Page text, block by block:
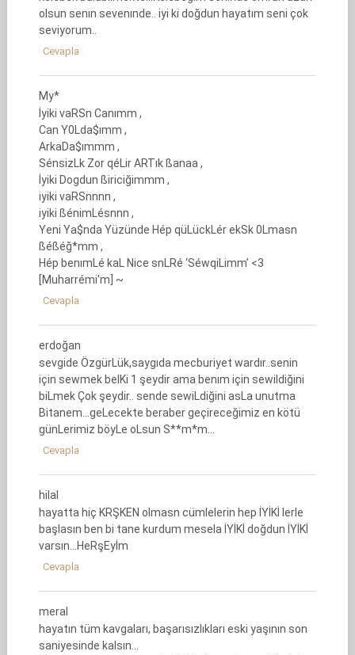
olsun senın sevenınde.. iyi ki doğdun hayatım seni çok
seviyorum..
Cevapla
My*
İyiki vaRSn Canımm ,
Can Y0Lda$ımm ,
ArkaDa$ımmm ,
SénsizLk Zor qéLir ARTık ßanaa ,
İyiki Dogdun ßiriciğimmm ,
iyiki vaRSnnnn ,
iyiki ßénimLésnnn ,
Yeni Ya$nda Yüzünde Hép qüLückLér ekSk 0Lmasn
ßéßéğ*mm ,
Hép benımLé kaL Nice snLRé ‘SéwqiLimm’ <3
[Muharrémi'm] ~
Cevapla
erdoğan
sevgide ÖzgürLük,saygıda mecburiyet wardır..senin
için sewmek belKi 1 şeydir ama benım için sewildiğini
biLmek Çok şeydir.. sende sewiLdiğini asLa unutma
Bitanem…geLecekte beraber geçireceğimiz en kötü
günLerimiz böyLe oLsun S**m*m…
Cevapla
hilal
hayatta hiç KRŞKEN olmasn cümlelerin hep İYİKİ lerle
başlasın ben bi tane kurdum mesela İYİKİ doğdun İYİKİ
varsın…HeRşEyİm
Cevapla
meral
hayatın tüm kavgaları, başarısızlıkları eski yaşının son
saniyesinde kalsın…